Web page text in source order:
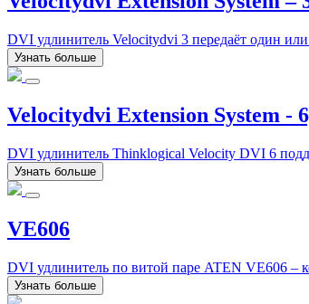
DVI удлинитель Velocitydvi 3 передаёт один
Узнать больше
Velocitydvi Extension System -
DVI удлинитель Thinklogical Velocity DVI 6
Узнать больше
VE606
DVI удлинитель по витой паре ATEN VE606 –
Узнать больше